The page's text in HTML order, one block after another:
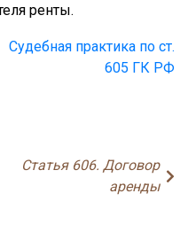
ренты.
Судебная практика по ст.
605 ГК РФ
Статья 606. Договор
аренды